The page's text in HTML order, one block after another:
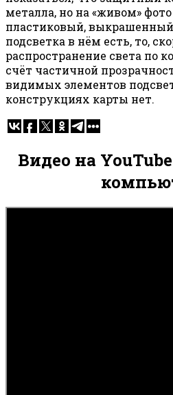
металла, но на «живом»
пластиковый,
подсветка в нём есть, то,
распространение света по
счёт частичной
видимых элементов
конструкциях карты нет.
Видео на